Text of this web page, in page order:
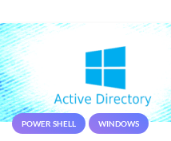
POWER SHELL WINDOWS